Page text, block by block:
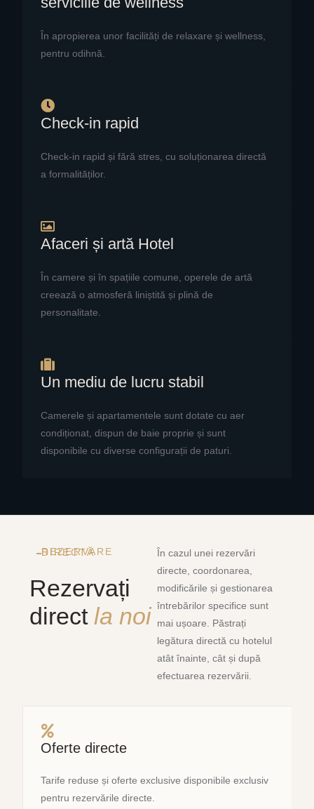
În apropierea unor facilități de relaxare și wellness,
pentru odihnă.
Check-in rapid
Check-in rapid și fără stres, cu soluționarea directă
a formalităților.
Afaceri și artă Hotel
În camere și în spațiile comune, operele de artă
creează o atmosferă liniștită și plină de
personalitate.
Un mediu de lucru stabil
Camerele și apartamentele sunt dotate cu aer
condiționat, dispun de baie proprie și sunt
disponibile cu diverse configurații de paturi.
REZERVARE DIRECTĂ
Rezervați
direct la noi
În cazul unei rezervări
directe, coordonarea,
modificările și gestionarea
întrebărilor specifice sunt
mai ușoare. Păstrați
legătura directă cu hotelul
atât înainte, cât și după
efectuarea rezervării.
Oferte directe
Tarife reduse și oferte exclusive disponibile exclusiv
pentru rezervările directe.